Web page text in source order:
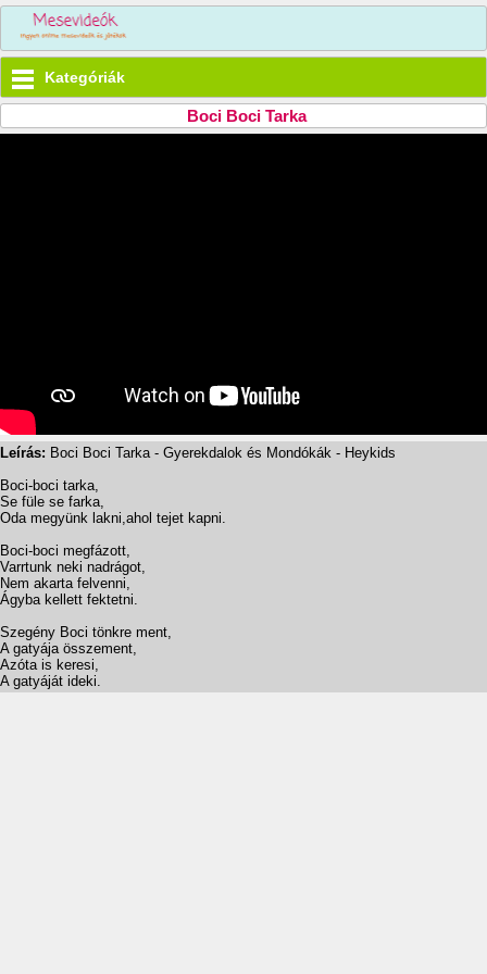
Kategóriák
Boci Boci Tarka
Leírás: Boci Boci Tarka - Gyerekdalok és Mondókák - Heykids
Boci-boci tarka,
Se füle se farka,
Oda megyünk lakni,ahol tejet kapni.
Boci-boci megfázott,
Varrtunk neki nadrágot,
Nem akarta felvenni,
Ágyba kellett fektetni.
Szegény Boci tönkre ment,
A gatyája összement,
Azóta is keresi,
A gatyáját ideki.